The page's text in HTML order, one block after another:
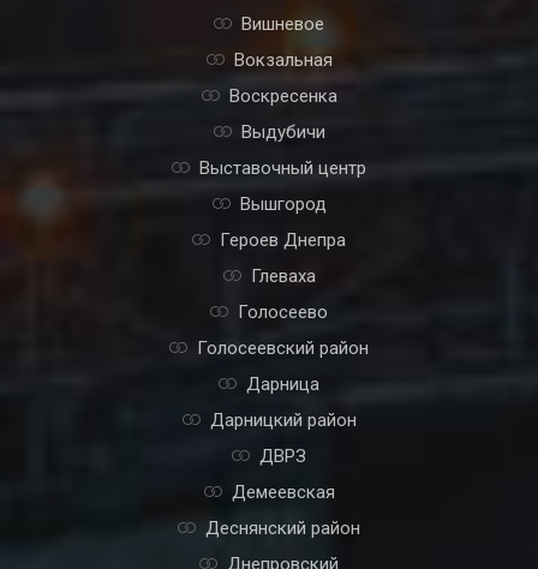
Вишневое
Вокзальная
Воскресенка
Выдубичи
Выставочный центр
Вышгород
Героев Днепра
Глеваха
Голосеево
Голосеевский район
Дарница
Дарницкий район
ДВРЗ
Демеевская
Деснянский район
Днепровский